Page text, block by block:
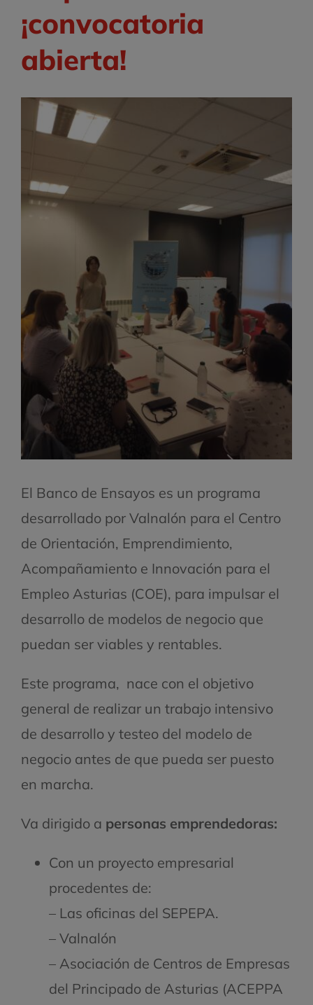
¡convocatoria
abierta!
El Banco de Ensayos es un programa
desarrollado por Valnalón para el Centro
de Orientación, Emprendimiento,
Acompañamiento e Innovación para el
Empleo Asturias (COE), para impulsar el
desarrollo de modelos de negocio que
puedan ser viables y rentables.
Este programa, nace con el objetivo
general de realizar un trabajo intensivo
de desarrollo y testeo del modelo de
negocio antes de que pueda ser puesto
en marcha.
Va dirigido a personas emprendedoras:
Con un proyecto empresarial
procedentes de:
– Las oficinas del SEPEPA.
– Valnalón
– Asociación de Centros de Empresas
del Principado de Asturias (ACEPPA